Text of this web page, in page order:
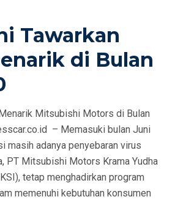
T
Tawarkan
di Bulan
Mitsubishi Motors di Bulan
– Memasuki bulan Juni
masih adanya penyebaran virus
PT Mitsubishi Motors Krama Yudha
tetap menghadirkan program
memenuhi kebutuhan konsumen